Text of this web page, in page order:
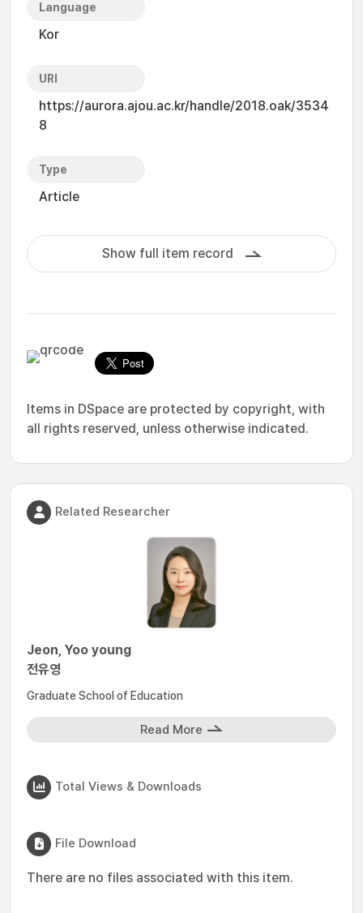
Language
Kor
URI
https://aurora.ajou.ac.kr/handle/2018.oak/3534
8
Type
Article
Show full item record
Items in DSpace are protected by copyright, with
all rights reserved, unless otherwise indicated.
Related Researcher
Jeon, Yoo young
전유영
Graduate School of Education
Read More
Total Views & Downloads
File Download
There are no files associated with this item.